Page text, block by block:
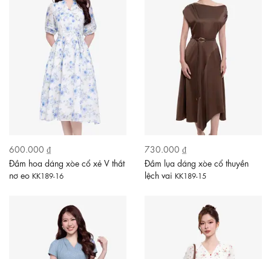
600.000 ₫
Đầm hoa dáng xòe cổ xẻ V thắt
nơ eo KK189-16
730.000 ₫
Đầm lụa dáng xòe cổ thuyền
lệch vai KK189-15